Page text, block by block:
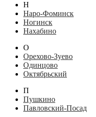
Н
Наро-Фоминск
Ногинск
Нахабино
О
Орехово-Зуево
Одинцово
Октябрьский
П
Пушкино
Павловский-Посад